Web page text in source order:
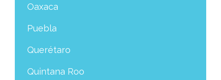
Oaxaca
Puebla
Querétaro
Quintana Roo